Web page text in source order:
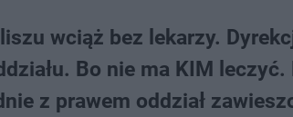
wciąż bez lekarzy.
Bo nie ma KIM
z prawem oddział